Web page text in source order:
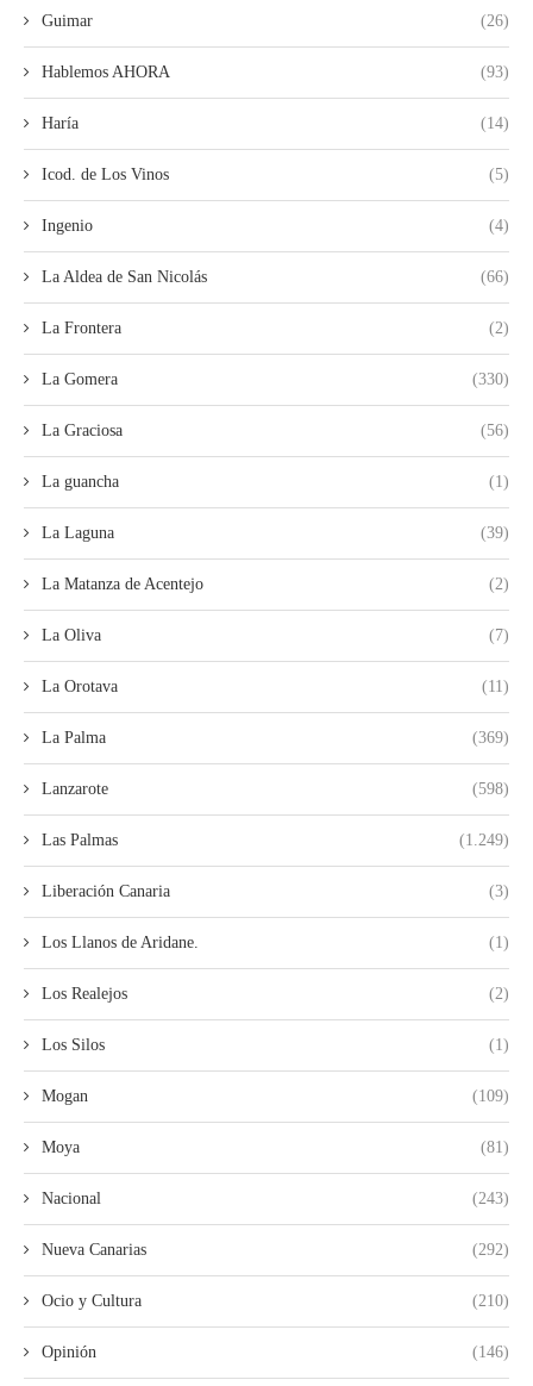
Guimar (26)
Hablemos AHORA (93)
Haría (14)
Icod. de Los Vinos (5)
Ingenio (4)
La Aldea de San Nicolás (66)
La Frontera (2)
La Gomera (330)
La Graciosa (56)
La guancha (1)
La Laguna (39)
La Matanza de Acentejo (2)
La Oliva (7)
La Orotava (11)
La Palma (369)
Lanzarote (598)
Las Palmas (1.249)
Liberación Canaria (3)
Los Llanos de Aridane. (1)
Los Realejos (2)
Los Silos (1)
Mogan (109)
Moya (81)
Nacional (243)
Nueva Canarias (292)
Ocio y Cultura (210)
Opinión (146)